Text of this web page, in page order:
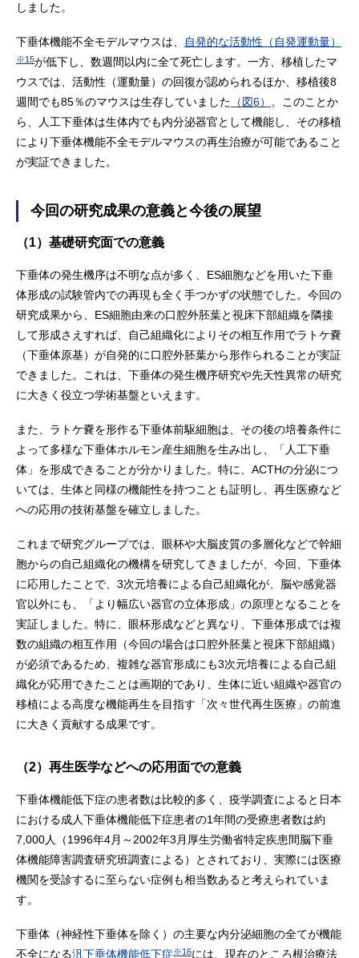
しました。
下垂体機能不全モデルマウスは、 自発的な活動性（自発運動量）
※15が低下し、数週間以内に全て死亡します。一方、移植したマ
ウスでは、活動性（運動量）の回復が認められるほか、移植後8
週間でも85％のマウスは生存していました （図6）
。このことか
ら、人工下垂体は生体内でも内分泌器官として機能し、その移植
により下垂体機能不全モデルマウスの再生治療が可能であること
が実証できました。
今回の研究成果の意義と今後の展望
（1）基礎研究面での意義
下垂体の発生機序は不明な点が多く、ES細胞などを用いた下垂
体形成の試験管内での再現も全く手つかずの状態でした。今回の
研究成果から、ES細胞由来の口腔外胚葉と視床下部組織を隣接
して形成さえすれば、自己組織化によりその相互作用でラトケ嚢
（下垂体原基）が自発的に口腔外胚葉から形作られることが実証
できました。これは、下垂体の発生機序研究や先天性異常の研究
に大きく役立つ学術基盤といえます。
また、ラトケ嚢を形作る下垂体前駆細胞は、その後の培養条件に
よって多様な下垂体ホルモン産生細胞を生み出し、「人工下垂
体」を形成できることが分かりました。特に、ACTHの分泌につ
いては、生体と同様の機能性を持つことも証明し、再生医療など
への応用の技術基盤を確立しました。
これまで研究グループでは、眼杯や大脳皮質の多層化などで幹細
胞からの自己組織化の機構を研究してきましたが、今回、下垂体
に応用したことで、3次元培養による自己組織化が、脳や感覚器
官以外にも、「より幅広い器官の立体形成」の原理となることを
実証しました。特に、眼杯形成などと異なり、下垂体形成では複
数の組織の相互作用（今回の場合は口腔外胚葉と視床下部組織）
が必須であるため、複雑な器官形成にも3次元培養による自己組
織化が応用できたことは画期的であり、生体に近い組織や器官の
移植による高度な機能再生を目指す「次々世代再生医療」の前進
に大きく貢献する成果です。
（2）再生医学などへの応用面での意義
下垂体機能低下症の患者数は比較的多く、疫学調査によると日本
における成人下垂体機能低下症患者の1年間の受療患者数は約
7,000人（1996年4月～2002年3月厚生労働省特定疾患間脳下垂
体機能障害調査研究班調査による）とされており、実際には医療
機関を受診するに至らない症例も相当数あると考えられていま
す。
下垂体（神経性下垂体を除く）の主要な内分泌細胞の全てが機能
不全になる汎下垂体機能低下症※16には、現在のところ根治療法